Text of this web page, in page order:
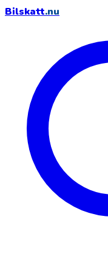
Bilskatt.nu